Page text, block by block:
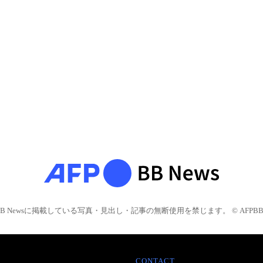
Newsに掲載している写真・見出し・記事の無断使用を禁じます。 © AFPBB
CONTACT